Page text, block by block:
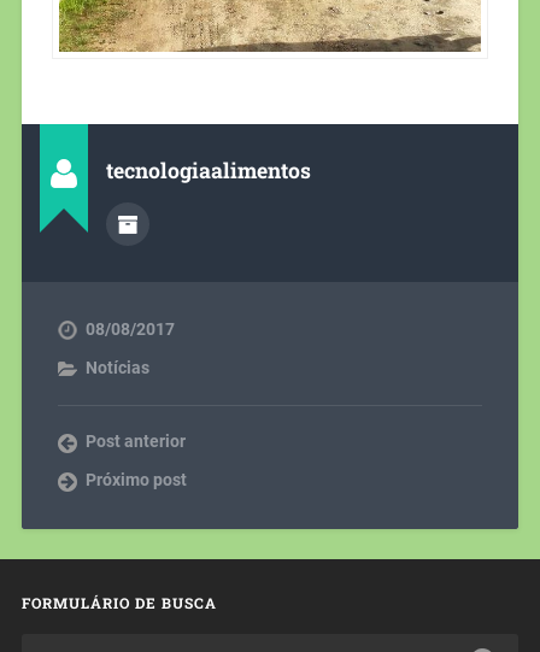
tecnologiaalimentos
08/08/2017
Notícias
Post anterior
Próximo post
FORMULÁRIO DE BUSCA